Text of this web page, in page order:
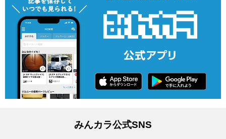
みんカラ公式SNS